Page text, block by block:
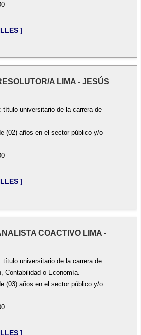
]
A LIMA - JESÚS
título universitario de la carrera de
(02) años en el sector público y/o
]
COACTIVO LIMA -
título universitario de la carrera de
Contabilidad o Economía.
(03) años en el sector público y/o
]